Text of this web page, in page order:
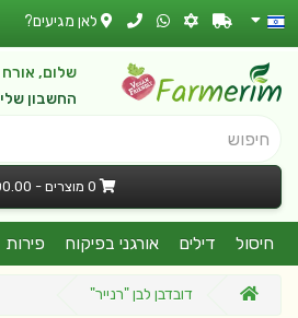
לאן מגיעים?
שלום, אורח
החשבון שלי
חיפוש
0 מוצרים - ₪0.00
חיסול דילים אורגני בפיקוח פירות
דובדבן לבן "רנייר"